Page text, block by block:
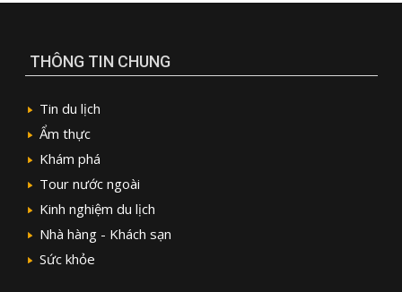
THÔNG TIN CHUNG
Tin du lịch
Ẩm thực
Khám phá
Tour nước ngoài
Kinh nghiệm du lịch
Nhà hàng - Khách sạn
Sức khỏe